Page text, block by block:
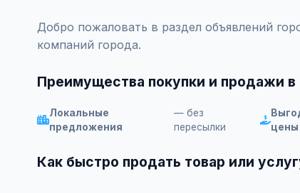
Добро пожаловать в раздел объявлений
компаний города.
Преимущества покупки и продажи
Локальные
предложения
— без
пересылки
цены
Как быстро продать товар или